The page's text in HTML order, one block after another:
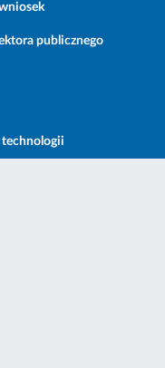
publicznego
technologii